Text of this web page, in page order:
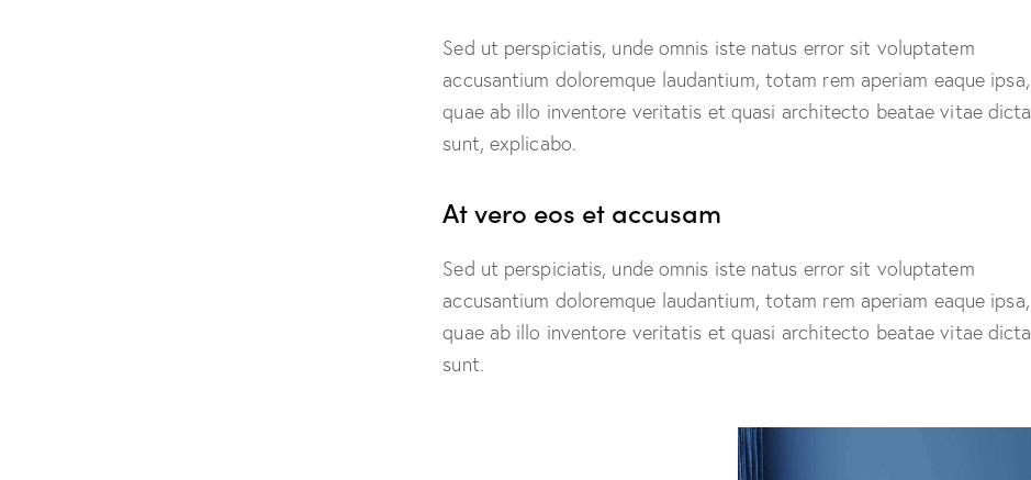
Sed ut perspiciatis, unde omnis iste natus error sit voluptatem
accusantium doloremque laudantium, totam rem aperiam eaque ipsa,
quae ab illo inventore veritatis et quasi architecto beatae vitae dicta
sunt, explicabo.
At vero eos et accusam
Sed ut perspiciatis, unde omnis iste natus error sit voluptatem
accusantium doloremque laudantium, totam rem aperiam eaque ipsa,
quae ab illo inventore veritatis et quasi architecto beatae vitae dicta
sunt.